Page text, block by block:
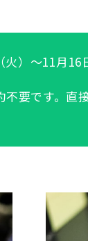
火）～11月16
不要です。直